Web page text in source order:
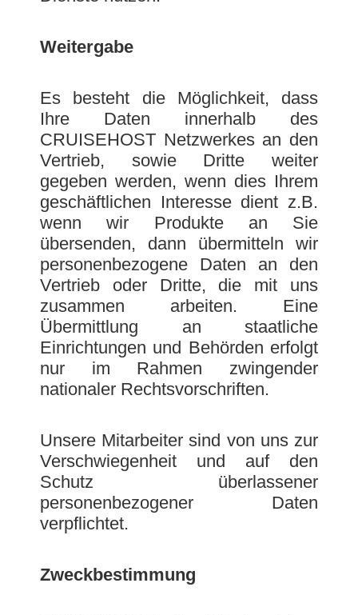
Weitergabe
Es besteht die Möglichkeit, dass
Ihre Daten innerhalb des
CRUISEHOST Netzwerkes an den
Vertrieb, sowie Dritte weiter
gegeben werden, wenn dies Ihrem
geschäftlichen Interesse dient z.B.
wenn wir Produkte an Sie
übersenden, dann übermitteln wir
personenbezogene Daten an den
Vertrieb oder Dritte, die mit uns
zusammen arbeiten. Eine
Übermittlung an staatliche
Einrichtungen und Behörden erfolgt
nur im Rahmen zwingender
nationaler Rechtsvorschriften.
Unsere Mitarbeiter sind von uns zur
Verschwiegenheit und auf den
Schutz überlassener
personenbezogener Daten
verpflichtet.
Zweckbestimmung